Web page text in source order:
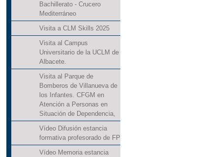
Bachillerato - Crucero
Mediterráneo
Visita a CLM Skills 2025
Visita al Campus
Universitario de la UCLM de
Albacete.
Visita al Parque de
Bomberos de Villanueva de
los Infantes. CFGM en
Atención a Personas en
Situación de Dependencia,
Vídeo Difusión estancia
formativa profesorado de FP
Vídeo Memoria estancia